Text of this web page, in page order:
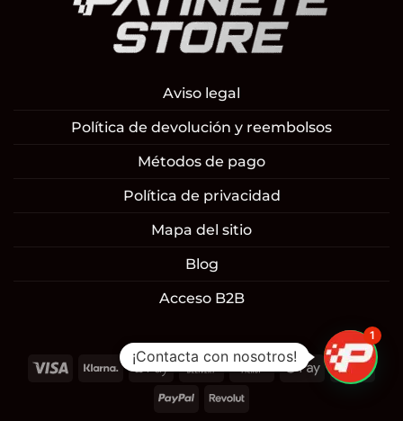
Aviso legal
Política de devolución y reembolsos
Métodos de pago
Política de privacidad
Mapa del sitio
Blog
Acceso B2B
Visa Klarna
Apple
Cash
Delivery
Cash
Google
Pay
PayPal Revolut
¡Contacta con nosotros!
1